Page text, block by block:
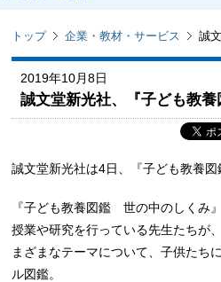
トップ 企業・教材・サービス 誠
2019年10月8日
誠文堂新光社、『子ども教
誠文堂新光社は4日、『子ども教養
『子ども教養図鑑 世の中のしくみ
授業や研究を行っている先生たちが
まざまなテーマについて、子供たち
ル図鑑。